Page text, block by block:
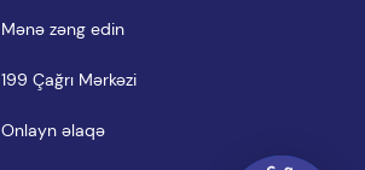
Mənə zəng edin
199 Çağrı Mərkəzi
Onlayn əlaqə